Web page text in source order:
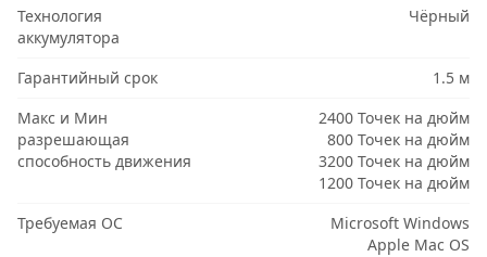
Технология
аккумулятора
Чёрный
Гарантийный срок
1.5 м
Макс и Мин
разрешающая
способность движения
2400 Точек на дюйм
800 Точек на дюйм
3200 Точек на дюйм
1200 Точек на дюйм
Требуемая ОС
Microsoft Windows
Apple Mac OS